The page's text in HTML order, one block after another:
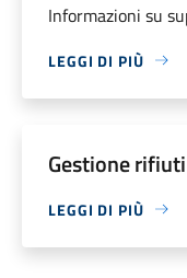
Informazioni su
LEGGI DI PIÙ
Gestione rifiuti
LEGGI DI PIÙ